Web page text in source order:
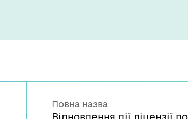
Повна назва
Відновлення дії ліцензії